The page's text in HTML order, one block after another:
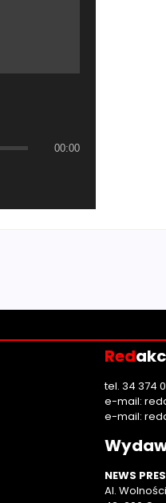
00:00
Red
tel. 34 374
e-mail:
e-mail:
Wyd
NEWS
Al.